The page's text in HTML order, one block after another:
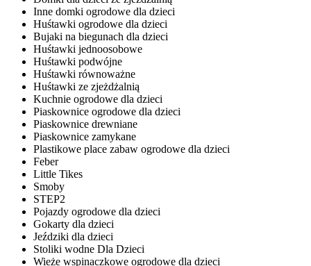
Inne domki ogrodowe dla dzieci
Huśtawki ogrodowe dla dzieci
Bujaki na biegunach dla dzieci
Huśtawki jednoosobowe
Huśtawki podwójne
Huśtawki równoważne
Huśtawki ze zjeżdżalnią
Kuchnie ogrodowe dla dzieci
Piaskownice ogrodowe dla dzieci
Piaskownice drewniane
Piaskownice zamykane
Plastikowe place zabaw ogrodowe dla dzieci
Feber
Little Tikes
Smoby
STEP2
Pojazdy ogrodowe dla dzieci
Gokarty dla dzieci
Jeździki dla dzieci
Stoliki wodne Dla Dzieci
Wieże wspinaczkowe ogrodowe dla dzieci